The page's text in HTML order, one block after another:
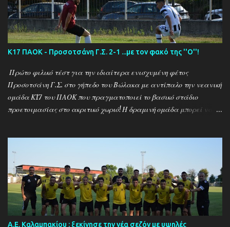
--------- Ν. Αμισος - Νεοχώρι Σερρών 3-0
Κ17 ΠΑΟΚ - Προσοτσάνη Γ.Σ. 2-1 ...με τον φακό της ''Ο''!
Πρώτο φιλικό τέστ για την ιδιαίτερα ενισχυμένη φέτος
Προσοτσάνη Γ.Σ. στο γήπεδο του Βώλακα με αντίπαλο την νεανική
ομάδα Κ17 του ΠΑΟΚ που πραγματοποιεί το βασικό στάδιο
προετοιμασίας στο ακριτικό χωριό! Η δραμινή ομάδα μπορεί να
κινήσεις και σίγουρα θέλει τον απαραίτητο χρόνο για να ''δέσει''
ως σύνολο , με τον ''Ψηλό'' Γιάννη Ιωαννίδη να δίνει χρόνο
συμμετοχής σε όλους τους διαθέσιμους ποδοσφαιριστές.. Ο ΠΑΟΚ
προηγήθηκε με τον Ζέκα ωστόσο ο Μουρατίδης στο 30΄έφερε το
ματς στα ίσα για την δραμινή ομάδα (1-1) το οποίο και ήταν σκορ
ημιχρόνου... Στην επανάληψη οι δύο ομάδες έκαναν αρκετές
Α.Ε. Καλαμπακίου : ξεκίνησε την νέα σεζόν με υψηλές